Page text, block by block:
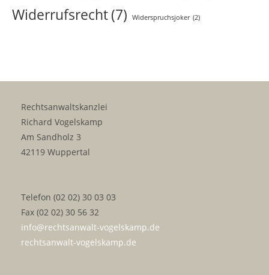
Widerrufsrecht(7) Widerspruchsjoker (2)
Rechtsanwaltskanzlei
Richard Vogelskamp
Am Sandholz 3
42119 Wuppertal
Telefon (02 02) 30 03 03
Fax (02 02) 30 56 32
info@rechtsanwalt-vogelskamp.de
rechtsanwalt-vogelskamp.de